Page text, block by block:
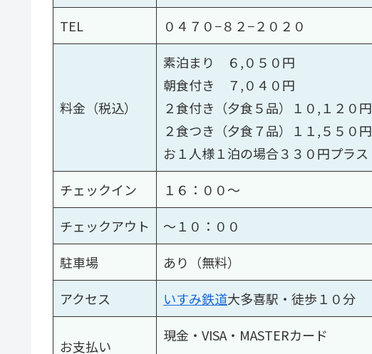
TEL
０４７０−８２−２０２０
料金（税込）
素泊まり ６,０５０円
朝食付き ７,０４０円
２食付き（夕食５品）１０,１２０円
２食つき（夕食７品）１１,５５０円
お１人様１泊の場合３３０円プラス
チェックイン
１６：００〜
チェックアウト
〜１０：００
駐車場
あり（無料）
アクセス
いすみ鉄道大多喜駅・徒歩１０分
お支払い
現金・VISA・MASTERカード